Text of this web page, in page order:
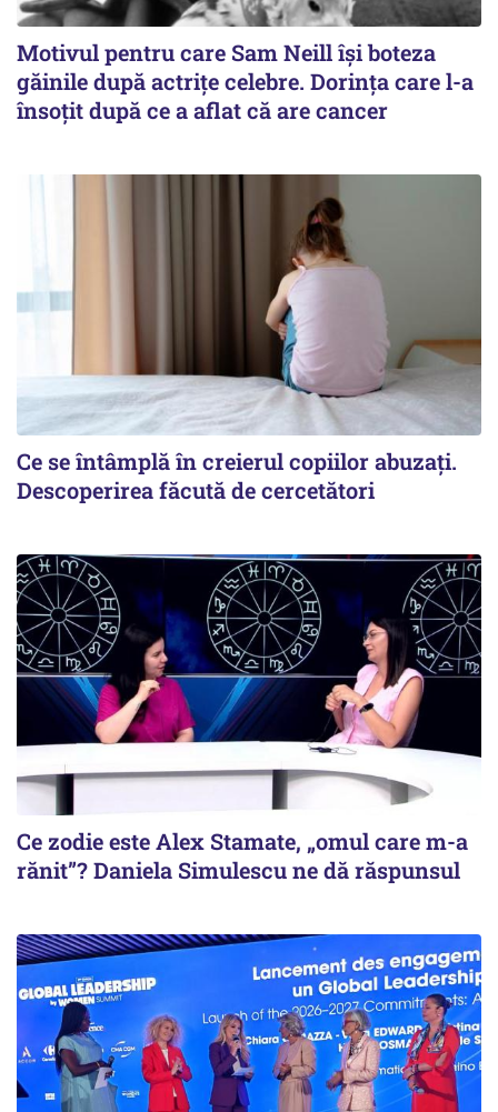
Motivul pentru care Sam Neill își boteza
găinile după actrițe celebre. Dorința care l-a
însoțit după ce a aflat că are cancer
Ce se întâmplă în creierul copiilor abuzați.
Descoperirea făcută de cercetători
Ce zodie este Alex Stamate, „omul care m-a
rănit”? Daniela Simulescu ne dă răspunsul